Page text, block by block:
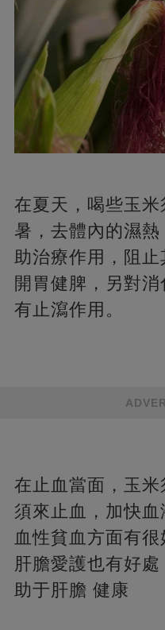
在夏天，喝些玉
暑，去體內的濕
助治療作用，阻止
開胃健脾，另對消
有止瀉作用。
在止血當面，玉
須來止血，加快
血性貧血方面有
肝膽愛護也有好
助于肝膽 健康